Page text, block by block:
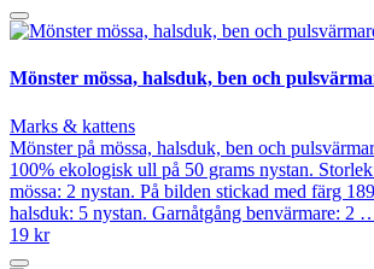
Mönster mössa, halsduk, ben och
Marks & kattens
Mönster på mössa, halsduk, ben och
100% ekologisk ull på 50 grams nystan.
mössa: 2 nystan. På bilden stickad med färg
halsduk: 5 nystan. Garnåtgång benvärmare: 2
19 kr